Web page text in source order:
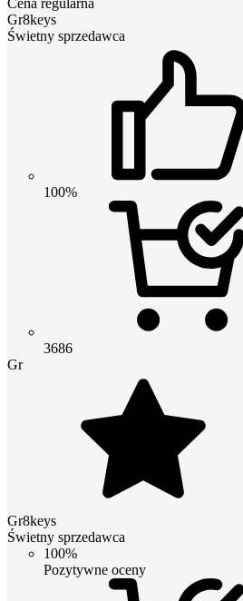
Gr8keys
Świetny sprzedawca
100%
3686
Gr
Gr8keys
Świetny sprzedawca
100%
Pozytywne oceny